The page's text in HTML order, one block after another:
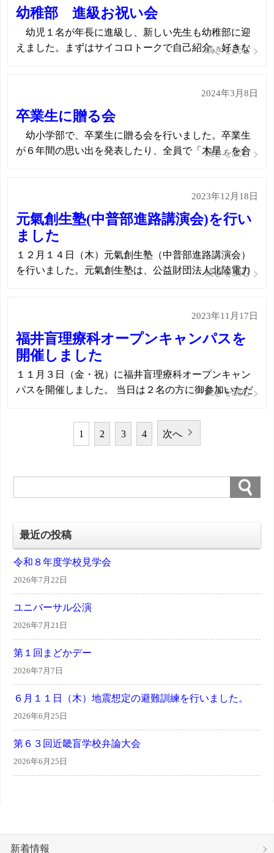
ぞれ事前学習で準備してきたことを生かし […]
幼稚部 進級お祝い会
幼児１名が年長に進級し、新しい先生も幼稚部に迎
えました。まずはサイコロトークで自己紹介。好きな
ができて、距離がグッと縮まりました。 後半は音楽
に合わせた活動を楽しみました。パラシュー […]
続きを読む
2024年3月8日
卒業生に贈る会
幼小学部で、卒業生に贈る会を行いました。卒業生
が６年間の思い出を発表したり、全員で「木星」を合
た。みんなで思い出を振り返りながら、楽しいひとと
きを過ごしました。
続きを読む
2023年12月18日
元氣創生塾(中普部進路講演会)を行い
ました
１２月１４日（木）元氣創生塾（中普部進路講演会）
を行いました。元氣創生塾は、公益財団法人北陸電力
すれば後悔しない 人生はやる気とやり方で変わる」と
題しまして、（株）エンジョブ 代表取 […]
続きを読む
2023年11月17日
福井盲理療科オープンキャンパスを
開催しました
１１月３日（金・祝）に福井盲理療科オープンキャン
パスを開催しました。 当日は２名の方に御参加いただ
解剖学の模擬授業、あん摩や鍼（はり）、灸（きゅ
う）の実技体験をしていただきました。 初めて参加し
続きを読む
投
稿
の
ペ
ー
ジ
送
り
1 2 3 4 次へ
最近の投稿
令和８年度学校見学会
2026年7月22日
ユニバーサル公演
2026年7月21日
第１回まどかデー
2026年7月7日
６月１１日（木）地震想定の避難訓練を行いました。
2026年6月25日
第６３回近畿盲学校弁論大会
2026年6月25日
新着情報